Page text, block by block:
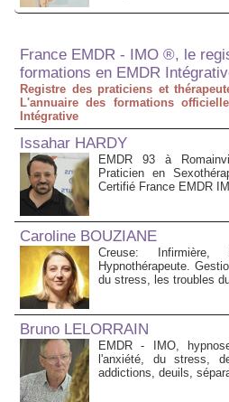
France EMDR - IMO ®, le
formations en EMDR
Registre des praticiens et
L'annuaire des formations
Intégrative
Issahar HARDY
EMDR 93 à
Praticien en
Certifié France EMDR
Caroline BOUZIANE
Creuse: Infirmière,
Hypnothérapeute.
du stress, les troubles
Bruno LELORRAIN
EMDR - IMO,
l'anxiété, du stress,
addictions, deuils,